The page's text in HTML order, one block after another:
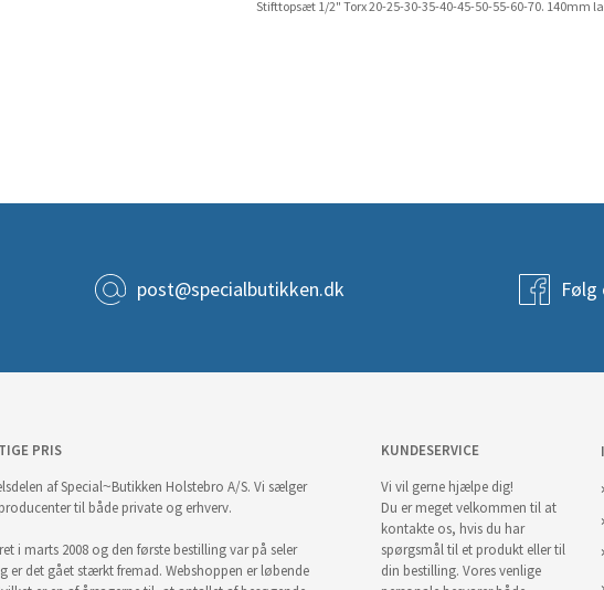
Stifttopsæt 1/2" Torx 20-25-30-35-40-45-50-55-60-70. 140mm
post@specialbutikken.dk Følg
PRIS
af Special~Butikken Holstebro A/S. Vi sælger
til både private og erhverv.
i marts 2008 og den første bestilling var på seler
er det gået stærkt fremad. Webshoppen er løbende
KUNDESERVICE
Vi vil gerne hjælpe dig!
Du er meget velkommen til at
kontakte os, hvis du har
spørgsmål til et produkt eller til
din bestilling. Vores venlige